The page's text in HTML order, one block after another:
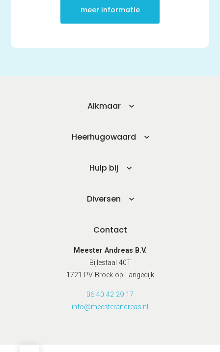
meer informatie
Alkmaar
Heerhugowaard
Hulp bij
Diversen
Contact
Meester Andreas B.V.
Bijlestaal 40T
1721 PV Broek op Langedijk
06 40 42 29 17
info@meesterandreas.nl